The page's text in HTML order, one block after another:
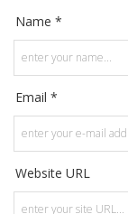
Name *
Email *
Website URL